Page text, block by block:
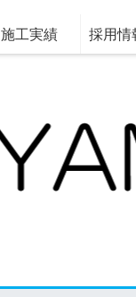
施工実績 採用情
関東建築部